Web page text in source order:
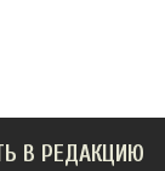
В РЕДАКЦИЮ